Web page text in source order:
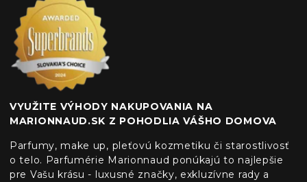
VYUŽITE VÝHODY NAKUPOVANIA NA
MARIONNAUD.SK Z POHODLIA VÁŠHO DOMOVA
Parfumy, make up, pleťovú kozmetiku či starostlivosť
o telo. Parfumérie Marionnaud ponúkajú to najlepšie
pre Vašu krásu - luxusné značky, exkluzívne rady a